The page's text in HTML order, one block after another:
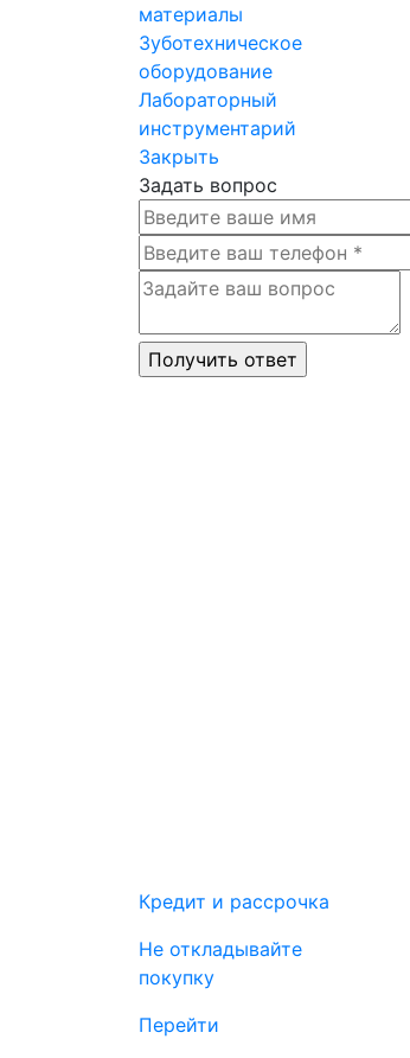
материалы
Зуботехническое
оборудование
Лабораторный
инструментарий
Закрыть
Задать вопрос
Кредит и рассрочка
Не откладывайте
покупку
Перейти